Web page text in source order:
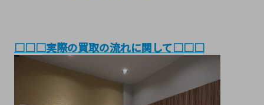
□□□実際の買取の流れに関して□□□